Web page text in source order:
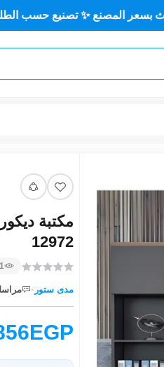
✨ تصنيع حسب الطلب
12972
1
مدى ستور ·